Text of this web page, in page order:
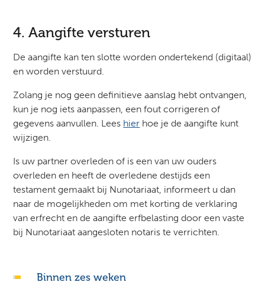
4. Aangifte versturen
De aangifte kan ten slotte worden ondertekend (digitaal)
en worden verstuurd.
Zolang je nog geen definitieve aanslag hebt ontvangen,
kun je nog iets aanpassen, een fout corrigeren of
gegevens aanvullen. Lees hier hoe je de aangifte kunt
wijzigen.
Is uw partner overleden of is een van uw ouders
overleden en heeft de overledene destijds een
testament gemaakt bij Nunotariaat, informeert u dan
naar de mogelijkheden om met korting de verklaring
van erfrecht en de aangifte erfbelasting door een vaste
bij Nunotariaat aangesloten notaris te verrichten.
Binnen zes weken